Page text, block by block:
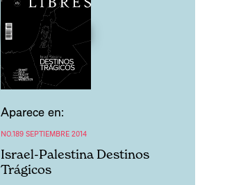
Aparece en:
NO.189 SEPTIEMBRE 2014
Israel-Palestina Destinos
Trágicos